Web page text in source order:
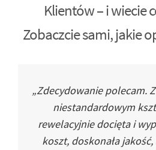
Klientów – i wiecie
Zobaczcie sami, jakie
„Zdecydowanie polecam.
niestandardowym
rewelacyjnie docięta i
koszt, doskonała jakość,